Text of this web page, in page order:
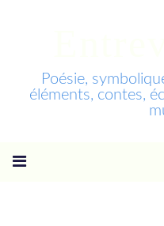
Poésie,
éléments, contes,